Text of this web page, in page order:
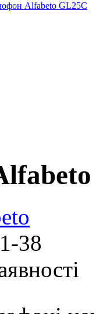
Alfabeto GL25C
38